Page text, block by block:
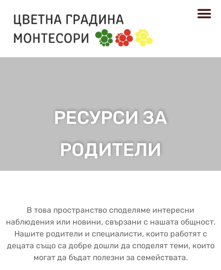
РЕСУРСИ ЗА
РОДИТЕЛИ​
В това пространство споделяме интересни
наблюдения или новини, свързани с нашата общност.
Нашите родители и специалисти, които работят с
децата също са добре дошли да споделят теми, които
могат да бъдат полезни за семействата.